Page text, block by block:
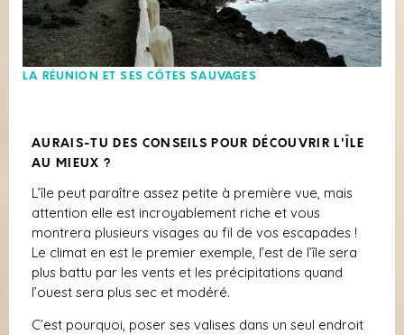
LA RÉUNION ET SES CÔTES SAUVAGES
AURAIS-TU DES CONSEILS POUR DÉCOUVRIR L'ÎLE
AU MIEUX ?
L’île peut paraître assez petite à première vue, mais
attention elle est incroyablement riche et vous
montrera plusieurs visages au fil de vos escapades !
Le climat en est le premier exemple, l’est de l’île sera
plus battu par les vents et les précipitations quand
l’ouest sera plus sec et modéré.
C’est pourquoi, poser ses valises dans un seul endroit